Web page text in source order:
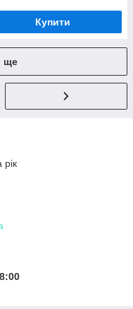
Купити
ще
рік